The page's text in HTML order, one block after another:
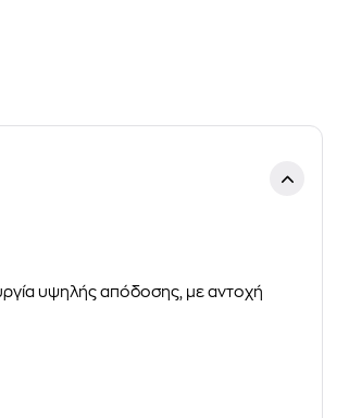
υψηλής απόδοσης, με αντοχή